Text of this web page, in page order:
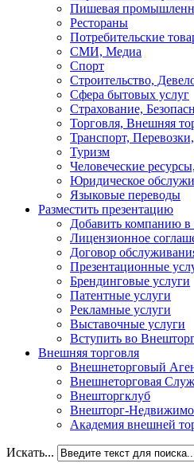
Пишевая
Рестораны
Потребительские
СМИ, Медиа
Спорт
Строительство,
Сфера бытовых услуг
Страхование,
Торговля, Внешняя
Транспорт,
Туризм
Человеческие
Юридическое
Языковые переводы
Разместить презентацию
Добавить компанию в
Лицензионное
Договор
Презентационные
Брендинговые услуги
Патентные услуги
Рекламные услуги
Выставочные услуги
Вступить во
Внешняя торговля
Внешнеторговый
Внешнеторговая
Внешторгклуб
Внешторг-
Академия внешней
Искать...